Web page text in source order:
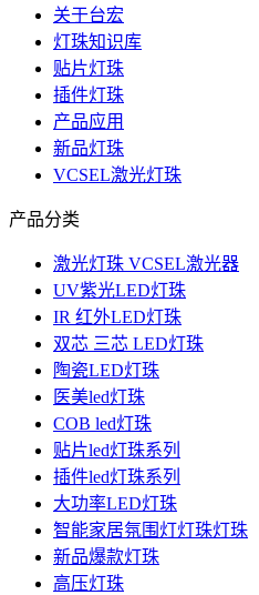
关于台宏
灯珠知识库
贴片灯珠
插件灯珠
产品应用
新品灯珠
VCSEL激光灯珠
产品分类
激光灯珠 VCSEL激光器
UV紫光LED灯珠
IR 红外LED灯珠
双芯 三芯 LED灯珠
陶瓷LED灯珠
医美led灯珠
COB led灯珠
贴片led灯珠系列
插件led灯珠系列
大功率LED灯珠
智能家居氛围灯灯珠灯珠
新品爆款灯珠
高压灯珠